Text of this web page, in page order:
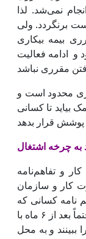
نمی‌شد. لذا
است برنگردد. ولی
بیمه بیکاری
و ادامه فعالیت
محدود است و
بیاید تا کسانی
به چرخه اشتغال
و تفاهم‌نامه
کار و سازمان
نامه کسانی که
مشمول مقرری بیمه بیکاری می‌شوند باید حتماً بعد از ۶ ماه با
و به محل